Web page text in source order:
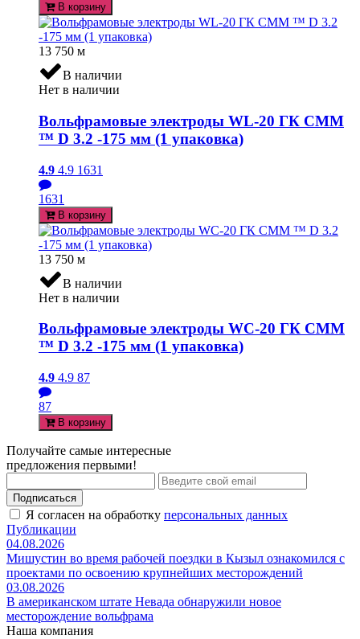
В корзину
13 750 м
В наличии
Нет в наличии
Вольфрамовые электроды WL-20 ГК СММ
™ D 3.2 -175 мм (1 упаковка)
4.9 4.9 1631
1631
В корзину
13 750 м
В наличии
Нет в наличии
Вольфрамовые электроды WC-20 ГК СММ
™ D 3.2 -175 мм (1 упаковка)
4.9 4.9 87
87
В корзину
Получайте самые интересные
предложения первыми!
Подписаться
Я согласен на обработку персональных данных
Публикации
04.08.2026
Мишустин во время рабочей поездки в Кызыл ознакомился с
проектами по освоению крупнейших месторождений
03.08.2026
В американском штате Невада обнаружили новое
месторождение вольфрама
Наша компания